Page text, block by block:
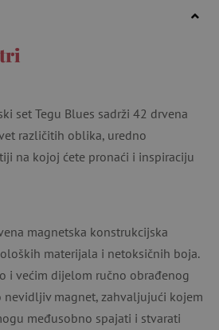
set Tegu Blues sadrži 42 drvena
različitih oblika, uredno
na kojoj ćete pronaći i inspiraciju
magnetska konstrukcijska
materijala i netoksičnih boja.
i većim dijelom ručno obrađenog
magnet, zahvaljujući kojem
međusobno spajati i stvarati